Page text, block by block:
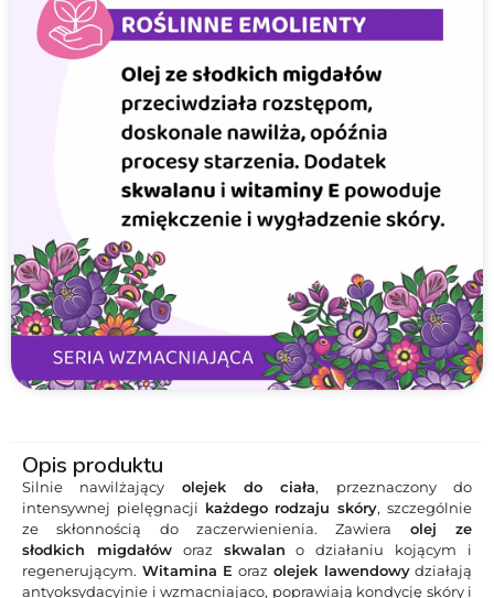
Opis produktu
Silnie nawilżający olejek do ciała, przeznaczony do
intensywnej pielęgnacji każdego rodzaju skóry, szczególnie
ze skłonnością do zaczerwienienia. Zawiera olej ze
słodkich migdałóworaz skwalan o działaniu kojącym i
regenerującym. Witamina E oraz olejek lawendowydziałają
antyoksydacyjnie i wzmacniająco, poprawiają kondycję skóry i